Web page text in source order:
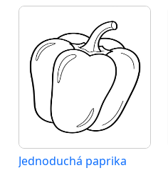
Jednoduchá paprika